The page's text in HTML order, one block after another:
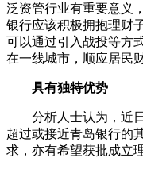
泛资管行业有重要意义
银行应该积极拥抱理财
可以通过引入战投等方
在一线城市，顺应居民
具有独特优势
分析人士认为，近
超过或接近青岛银行的
求，亦有希望获批成立